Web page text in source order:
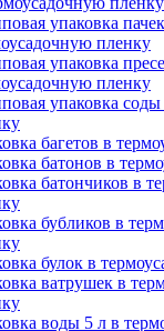
упаковка
пленку
упаковка
пленку
упаковка
багетов в
батонов в
батончиков в
бубликов в
булок в
ватрушек в
воды 5 л в